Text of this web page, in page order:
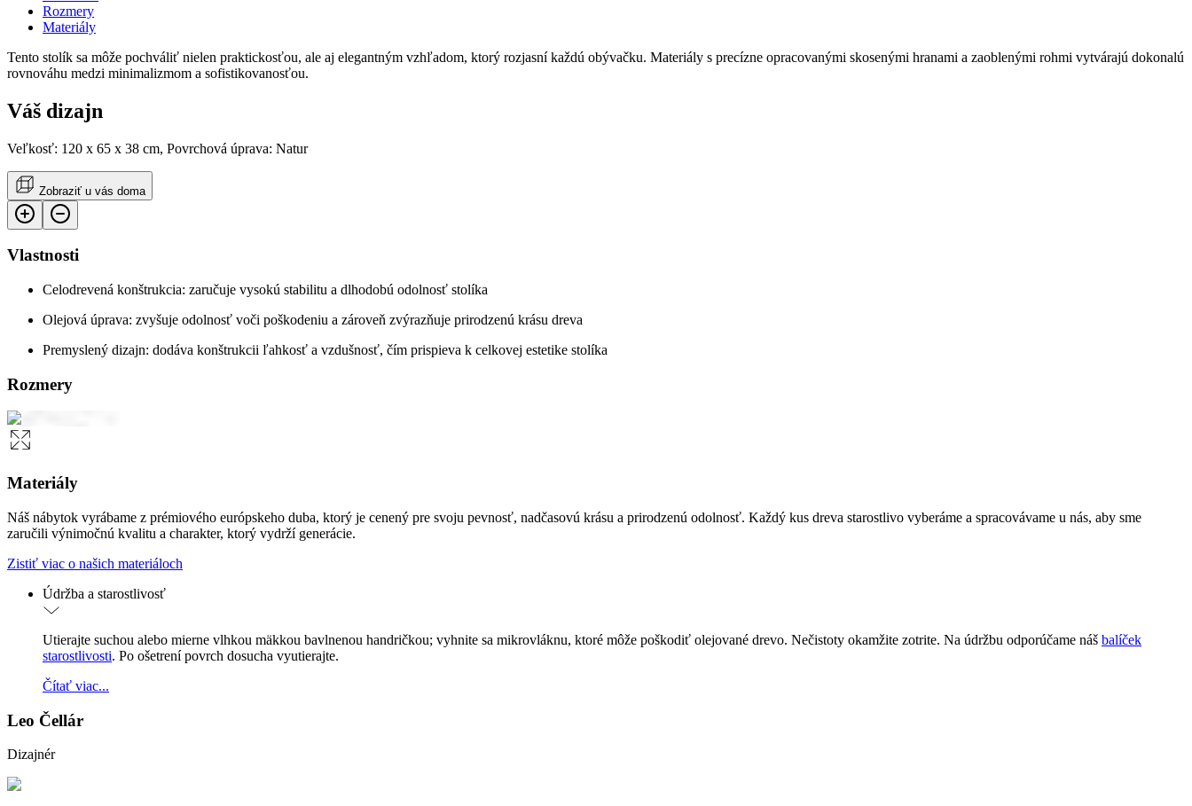
Rozmery
Materiály
Tento stolík sa môže pochváliť nielen praktickosťou, ale aj elegantným vzhľadom, ktorý rozjasní každú obývačku. Materiály s precízne opracovanými skosenými hranami a zaoblenými rohmi vytvárajú dokonalú
rovnováhu medzi minimalizmom a sofistikovanosťou.
Váš dizajn
Veľkosť: 120 x 65 x 38 cm, Povrchová úprava: Natur
Zobraziť u vás doma
Vlastnosti
Celodrevená konštrukcia: zaručuje vysokú stabilitu a dlhodobú odolnosť stolíka
Olejová úprava: zvyšuje odolnosť voči poškodeniu a zároveň zvýrazňuje prirodzenú krásu dreva
Premyslený dizajn: dodáva konštrukcii ľahkosť a vzdušnosť, čím prispieva k celkovej estetike stolíka
Rozmery
Materiály
Náš nábytok vyrábame z prémiového európskeho duba, ktorý je cenený pre svoju pevnosť, nadčasovú krásu a prirodzenú odolnosť. Každý kus dreva starostlivo vyberáme a spracovávame u nás, aby sme
zaručili výnimočnú kvalitu a charakter, ktorý vydrží generácie.
Zistiť viac o našich materiáloch
Údržba a starostlivosť
Utierajte suchou alebo mierne vlhkou mäkkou bavlnenou handričkou; vyhnite sa mikrovláknu, ktoré môže poškodiť olejované drevo. Nečistoty okamžite zotrite. Na údržbu odporúčame náš balíček
starostlivosti. Po ošetrení povrch dosucha vyutierajte.
Čítať viac...
Leo Čellár
Dizajnér